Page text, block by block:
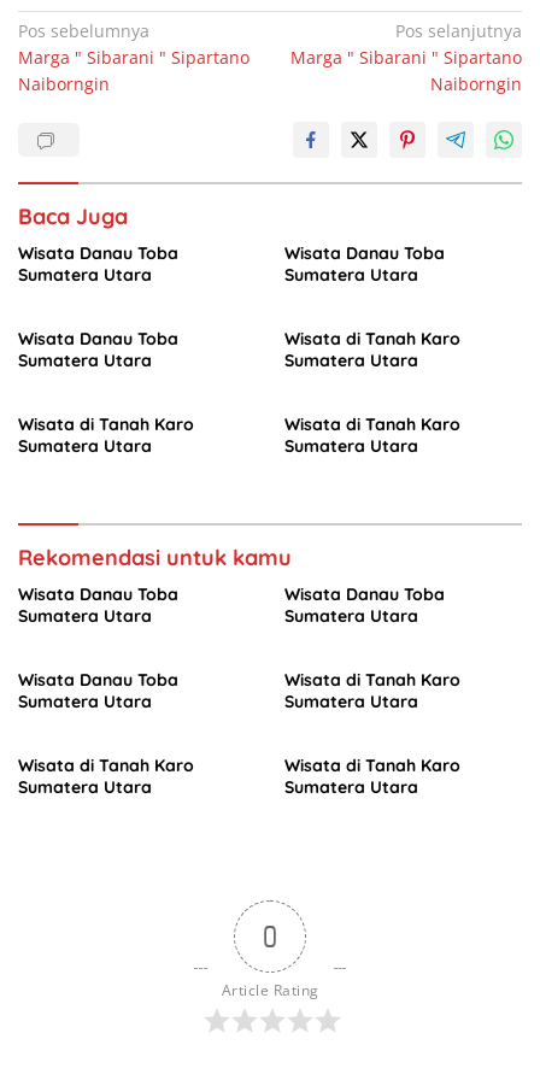
b
o
o
A
p
dI
n
Navigasi
pos
Pos sebelumnya
Marga " Sibarani " Sipartano
Naiborngin
Pos selanjutnya
Marga " Sibarani " Sipartano
Naiborngin
Baca Juga
Wisata Danau Toba
Sumatera Utara
Wisata Danau Toba
Sumatera Utara
Wisata Danau Toba
Sumatera Utara
Wisata di Tanah Karo
Sumatera Utara
Wisata di Tanah Karo
Sumatera Utara
Wisata di Tanah Karo
Sumatera Utara
Rekomendasi untuk kamu
Wisata Danau Toba
Sumatera Utara
Wisata Danau Toba
Sumatera Utara
Wisata Danau Toba
Sumatera Utara
Wisata di Tanah Karo
Sumatera Utara
Wisata di Tanah Karo
Sumatera Utara
Wisata di Tanah Karo
Sumatera Utara
0
Article Rating